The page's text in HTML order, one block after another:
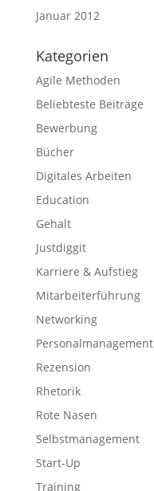
Januar 2012
Kategorien
Agile Methoden
Beliebteste Beiträge
Bewerbung
Bücher
Digitales Arbeiten
Education
Gehalt
Justdiggit
Karriere & Aufstieg
Mitarbeiterführung
Networking
Personalmanagement
Rezension
Rhetorik
Rote Nasen
Selbstmanagement
Start-Up
Training